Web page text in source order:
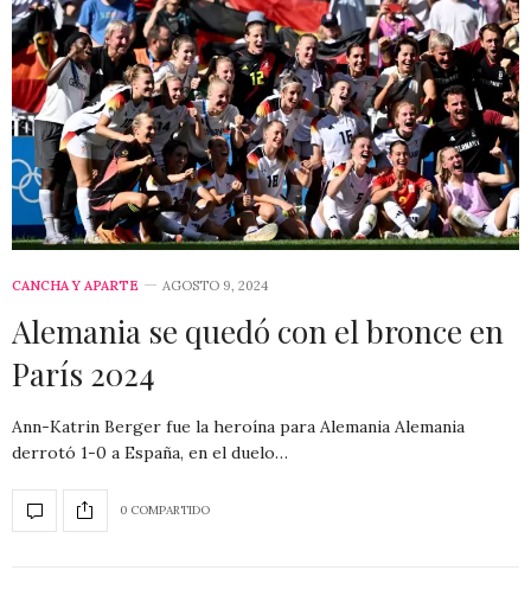
CANCHA Y APARTE AGOSTO 9, 2024
Alemania se quedó con el bronce en
París 2024
Ann-Katrin Berger fue la heroína para Alemania Alemania
derrotó 1-0 a España, en el duelo…
0 COMPARTIDO